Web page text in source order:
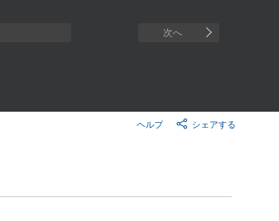
チケット
次へ
シェアする
ヘルプ